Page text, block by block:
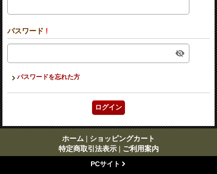
パスワード !
パスワードを忘れた方
ホーム | ショッピングカート
特定商取引法表示 | ご利用案内
PCサイト